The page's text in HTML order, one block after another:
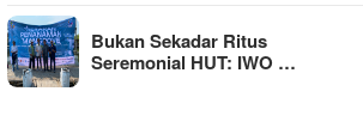
Bukan Sekadar Ritus
Seremonial HUT: IWO …